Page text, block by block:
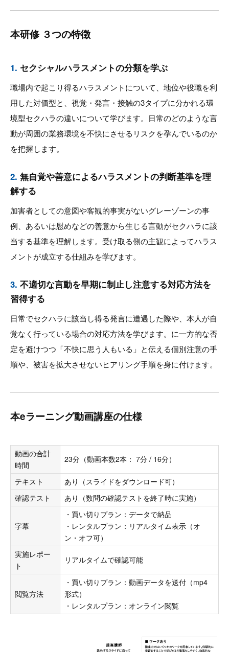
本研修 ３つの特徴
1. セクシャルハラスメントの分類を学ぶ
職場内で起こり得るハラスメントについて、地位や役職を利
用した対価型と、視覚・発言・接触の3タイプに分かれる環
境型セクハラの違いについて学びます。日常のどのような言
動が周囲の業務環境を不快にさせるリスクを孕んでいるのか
を把握します。
2. 無自覚や善意によるハラスメントの判断基準を理
解する
加害者としての意図や客観的事実がないグレーゾーンの事
例、あるいは慰めなどの善意から生じる言動がセクハラに該
当する基準を理解します。受け取る側の主観によってハラス
メントが成立する仕組みを学びます。
3. 不適切な言動を早期に制止し注意する対応方法を
習得する
日常でセクハラに該当し得る発言に遭遇した際や、本人が自
覚なく行っている場合の対応方法を学びます。に一方的な否
定を避けつつ「不快に思う人もいる」と伝える個別注意の手
順や、被害を拡大させないヒアリング手順を身に付けます。
本eラーニング動画講座の仕様
動画の合計
時間
23分（動画本数2本： 7分 / 16分）
テキスト
あり（スライドをダウンロード可）
確認テスト
あり（数問の確認テストを終了時に実施）
字幕
・買い切りプラン：データで納品
・レンタルプラン：リアルタイム表示（オ
ン・オフ可）
実施レポー
ト
リアルタイムで確認可能
閲覧方法
・買い切りプラン：動画データを送付（mp4
形式）
・レンタルプラン：オンライン閲覧